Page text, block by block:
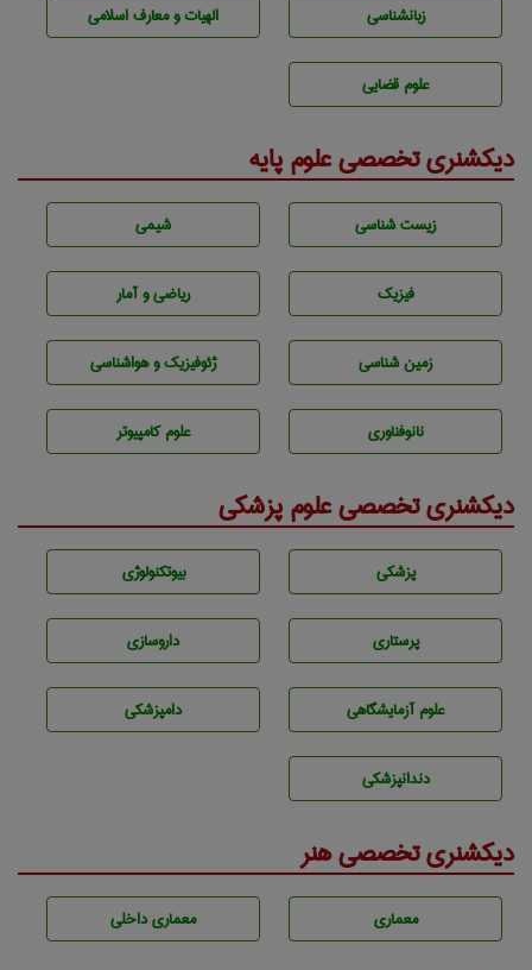
زبانشناسی الهیات و معارف اسلامی
علوم قضایی
دیکشنری تخصصی علوم پایه
زيست شناسی شيمی
فیزیک ریاضی و آمار
زمين شناسی ژئوفيزيك و هواشناسی
نانوفناوری علوم کامپیوتر
دیکشنری تخصصی علوم پزشکی
پزشكی بيوتكنولوژی
پرستاری داروسازی
علوم آزمايشگاهی دامپزشكی
دندانپزشكی
دیکشنری تخصصی هنر
معماری معماری داخلی